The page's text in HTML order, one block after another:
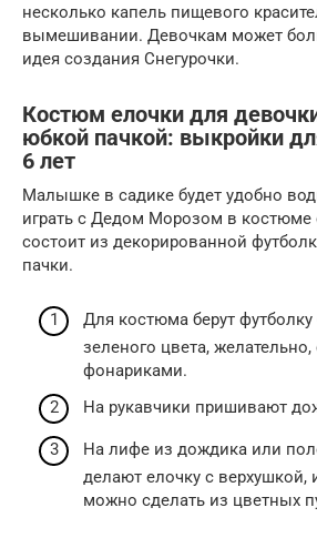
несколько капель пищевого
вымешивании. Девочкам может
идея создания Снегурочки.
Костюм елочки для
юбкой пачкой: выкройки
6 лет
Малышке в садике будет удобно
играть с Дедом Морозом в костюме
состоит из декорированной
пачки.
Для костюма берут футболку
зеленого цвета,
фонариками.
На рукавчики пришивают
На лифе из дождика или
делают елочку с верхушкой,
можно сделать из цветных